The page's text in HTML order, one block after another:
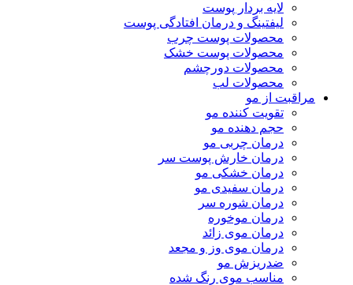
لایه بردار پوست
لیفتینگ و درمان افتادگی پوست
محصولات پوست چرب
محصولات پوست خشک
محصولات دورچشم
محصولات لب
مراقبت از مو
تقویت کننده مو
حجم دهنده مو
درمان چربی مو
درمان خارش پوست سر
درمان خشکی مو
درمان سفیدی مو
درمان شوره سر
درمان موخوره
درمان موی زائد
درمان موی وز و مجعد
ضدریزش مو
مناسب موی رنگ شده